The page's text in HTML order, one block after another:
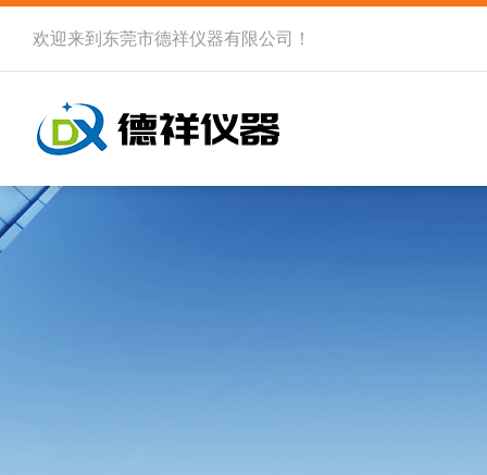
欢迎来到 东莞市德祥仪器有限公司 ！